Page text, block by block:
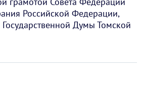
Российской Федерации,
Думы Томской